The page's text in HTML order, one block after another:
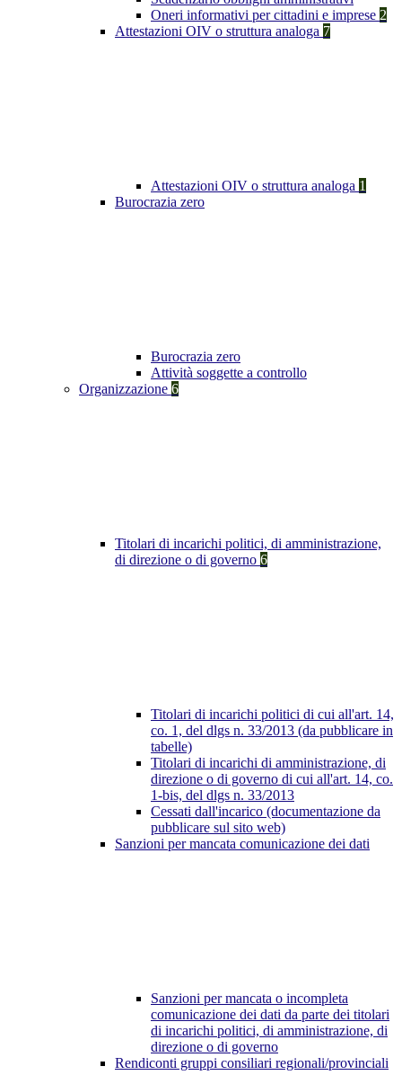
Oneri informativi per cittadini e imprese 2
Attestazioni OIV o struttura analoga 7
Attestazioni OIV o struttura analoga 1
Burocrazia zero
Burocrazia zero
Attività soggette a controllo
Organizzazione 6
Titolari di incarichi politici, di amministrazione,
di direzione o di governo 6
Titolari di incarichi politici di cui all'art. 14,
co. 1, del dlgs n. 33/2013 (da pubblicare in
tabelle)
Titolari di incarichi di amministrazione, di
direzione o di governo di cui all'art. 14, co.
1-bis, del dlgs n. 33/2013
Cessati dall'incarico (documentazione da
pubblicare sul sito web)
Sanzioni per mancata comunicazione dei dati
Sanzioni per mancata o incompleta
comunicazione dei dati da parte dei titolari
di incarichi politici, di amministrazione, di
direzione o di governo
Rendiconti gruppi consiliari regionali/provinciali